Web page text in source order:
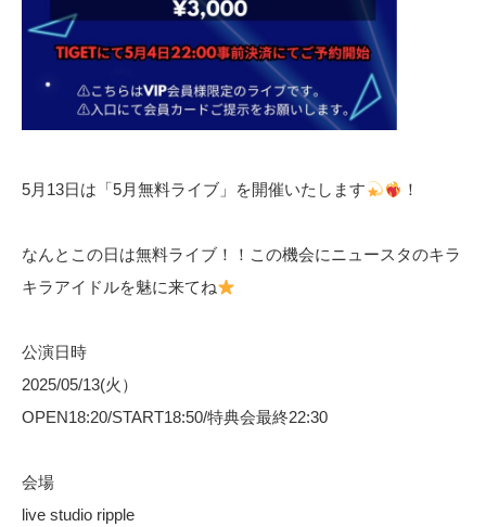
5月13日は「5月無料ライブ」を開催いたします ！
なんとこの日は無料ライブ！！この機会にニュースタのキラ
キラアイドルを魅に来てね
公演日時
2025/05/13(火）
OPEN18:20/START18:50/特典会最終22:30
会場
live studio ripple